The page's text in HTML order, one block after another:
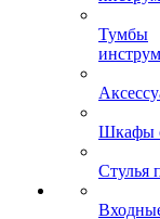
Тумбы
Шкафы
Стулья